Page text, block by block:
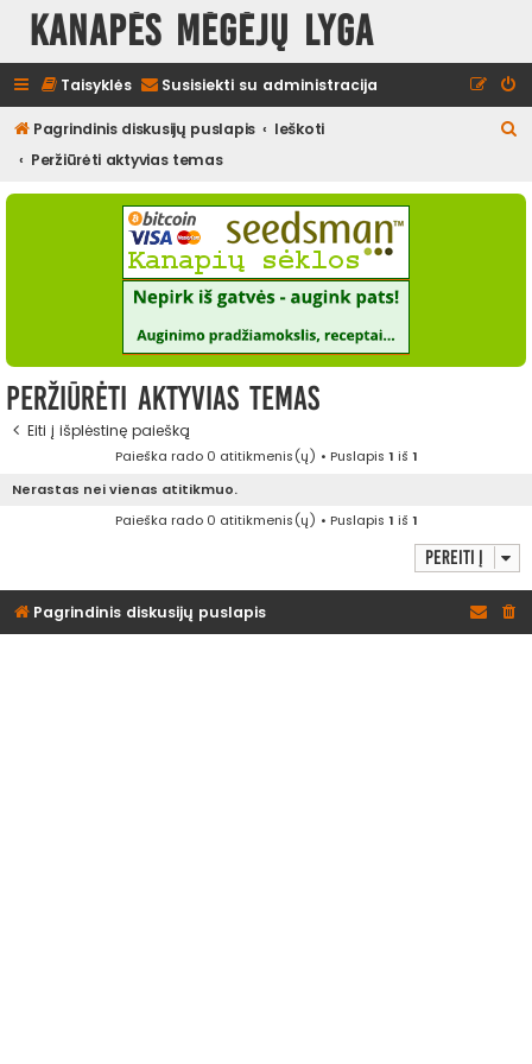
Kanapės mėgėjų lyga
Taisyklės Susisiekti su administracija
Pagrindinis diskusijų puslapis
Ieškoti
Peržiūrėti aktyvias temas
š
Peržiūrėti aktyvias temas
Eiti į išplėstinę paiešką
Paieška rado 0 atitikmenis(ų) • Puslapis 1 iš 1
Nerastas nei vienas atitikmuo.
Paieška rado 0 atitikmenis(ų) • Puslapis 1 iš 1
Pereiti į
Pagrindinis diskusijų puslapis